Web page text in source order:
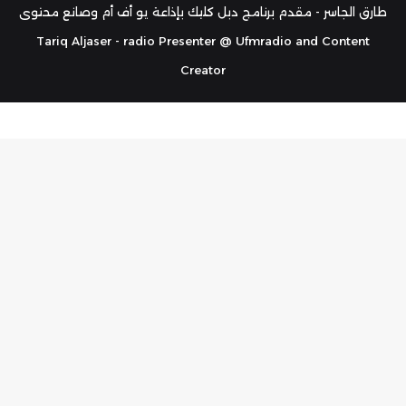
RSS
طارق الجاسر - مقدم برنامج دبل كليك بإذاعة يو أف أم وصانع محتوى
Tariq Aljaser - radio Presenter @ Ufmradio and Content
Creator